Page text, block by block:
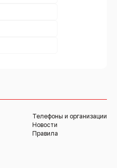
Телефоны и организации
Новости
Правила